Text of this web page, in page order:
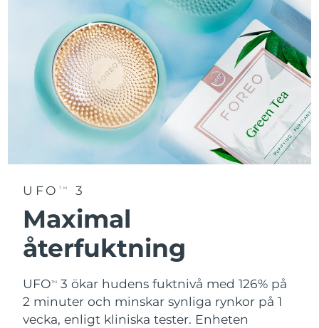
UFO TM 3
Maximal
återfuktning
UFOTM
3 ökar hudens fuktnivå med 126% på
2 minuter och minskar synliga rynkor på 1
vecka, enligt kliniska tester. Enheten